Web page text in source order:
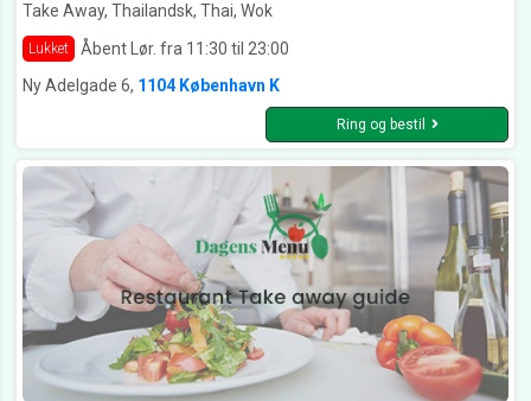
Take Away, Thailandsk, Thai, Wok
Lukket
Åbent Lør. fra 11:30 til 23:00
Ny Adelgade 6, 1104 København K
Ring og bestil